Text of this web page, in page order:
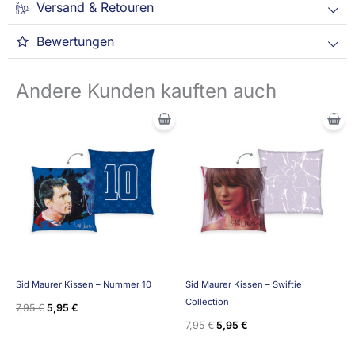
Versand & Retouren
Bewertungen
Andere Kunden kauften auch
Sid Maurer Kissen – Nummer 10
7,95€
7,95 €
5,95 €
5,95 €.
Sid Maurer Kissen – Swiftie
Collection
7,95€
7,95 €
5,95 €
5,95 €.